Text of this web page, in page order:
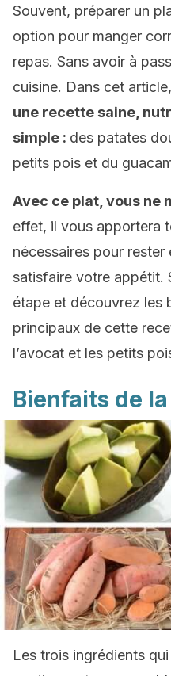
Souvent, préparer un
option pour manger
repas. Sans avoir à
cuisine. Dans cet article,
une recette saine,
simple : des patates
petits pois et du
Avec ce plat, vous ne
effet, il vous apportera
nécessaires pour
satisfaire votre appétit.
étape et découvrez les
principaux de cette
l’avocat et les petits
Bienfaits de
Les trois ingrédients